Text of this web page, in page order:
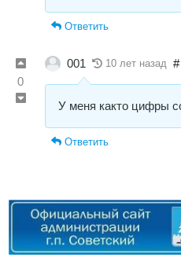
Ответить
0
001 10 лет назад #
У меня както цифры
Ответить